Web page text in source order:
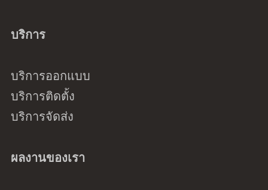
บริการ
บริการออกแบบ
บริการติดตั้ง
บริการจัดส่ง
ผลงานของเรา